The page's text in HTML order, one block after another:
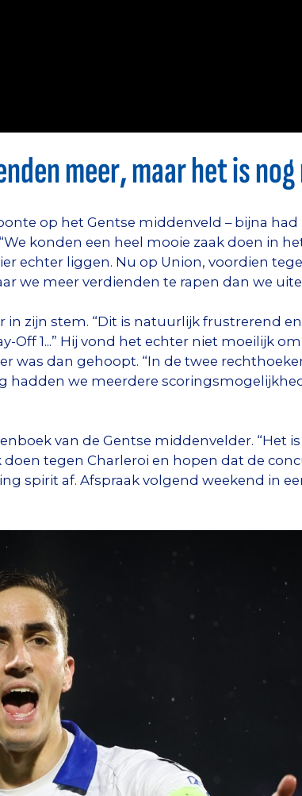
meer, maar het is
op het Gentse middenveld – bijna had
konden een heel mooie zaak doen in
echter liggen. Nu op Union, voordien
we meer verdienden te rapen dan we
zijn stem. “Dit is natuurlijk frustrerend
Off 1...” Hij vond het echter niet moeilijk
was dan gehoopt. “In de twee
hadden we meerdere
van de Gentse middenvelder. “Het
tegen Charleroi en hopen dat de
spirit af. Afspraak volgend weekend in